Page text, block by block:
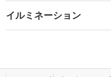
イルミネーション